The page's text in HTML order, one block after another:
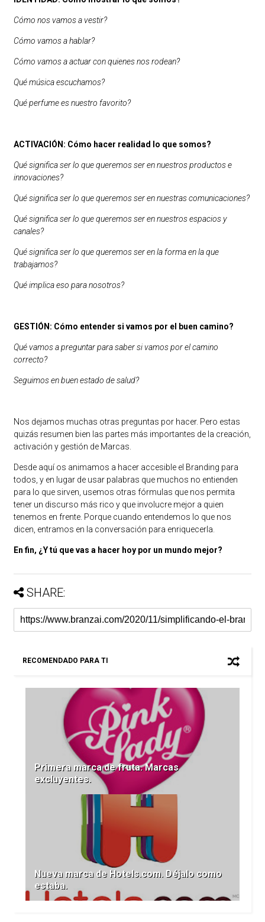
Cómo nos vamos a vestir?
Cómo vamos a hablar?
Cómo vamos a actuar con quienes nos rodean?
Qué música escuchamos?
Qué perfume es nuestro favorito?
ACTIVACIÓN: Cómo hacer realidad lo que somos?
Qué significa ser lo que queremos ser en nuestros productos e
innovaciones?
Qué significa ser lo que queremos ser en nuestras comunicaciones?
Qué significa ser lo que queremos ser en nuestros espacios y
canales?
Qué significa ser lo que queremos ser en la forma en la que
trabajamos?
Qué implica eso para nosotros?
GESTIÓN: Cómo entender si vamos por el buen camino?
Qué vamos a preguntar para saber si vamos por el camino
correcto?
Seguimos en buen estado de salud?
Nos dejamos muchas otras preguntas por hacer. Pero estas
quizás resumen bien las partes más importantes de la creación,
activación y gestión de Marcas.
Desde aquí os animamos a hacer accesible el Branding para
todos, y en lugar de usar palabras que muchos no entienden
para lo que sirven, usemos otras fórmulas que nos permita
tener un discurso más rico y que involucre mejor a quien
tenemos en frente. Porque cuando entendemos lo que nos
dicen, entramos en la conversación para enriquecerla.
En fin, ¿Y tú que vas a hacer hoy por un mundo mejor?
SHARE:
RECOMENDADO PARA TI
Primera marca de fruta. Marcas
excluyentes.
Nueva marca de Hotels.com. Déjalo como
estaba.